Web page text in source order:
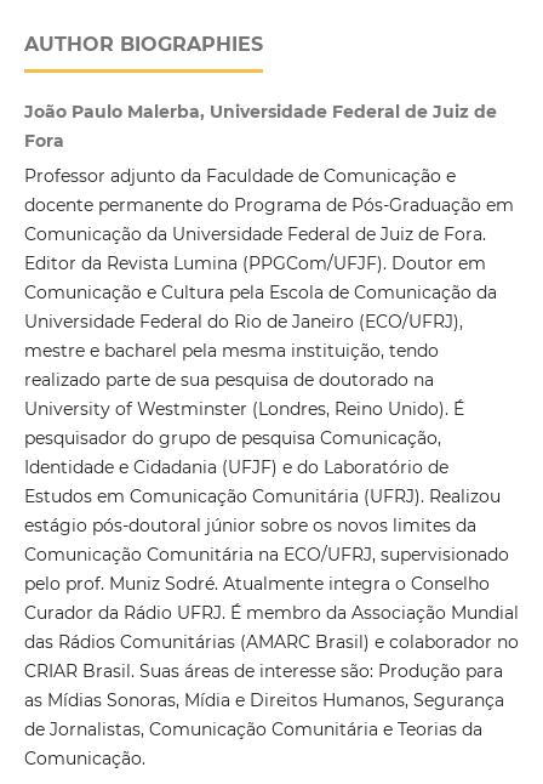
AUTHOR BIOGRAPHIES
João Paulo Malerba, Universidade Federal de Juiz de
Fora
Professor adjunto da Faculdade de Comunicação e
docente permanente do Programa de Pós-Graduação em
Comunicação da Universidade Federal de Juiz de Fora.
Editor da Revista Lumina (PPGCom/UFJF). Doutor em
Comunicação e Cultura pela Escola de Comunicação da
Universidade Federal do Rio de Janeiro (ECO/UFRJ),
mestre e bacharel pela mesma instituição, tendo
realizado parte de sua pesquisa de doutorado na
University of Westminster (Londres, Reino Unido). É
pesquisador do grupo de pesquisa Comunicação,
Identidade e Cidadania (UFJF) e do Laboratório de
Estudos em Comunicação Comunitária (UFRJ). Realizou
estágio pós-doutoral júnior sobre os novos limites da
Comunicação Comunitária na ECO/UFRJ, supervisionado
pelo prof. Muniz Sodré. Atualmente integra o Conselho
Curador da Rádio UFRJ. É membro da Associação Mundial
das Rádios Comunitárias (AMARC Brasil) e colaborador no
CRIAR Brasil. Suas áreas de interesse são: Produção para
as Mídias Sonoras, Mídia e Direitos Humanos, Segurança
de Jornalistas, Comunicação Comunitária e Teorias da
Comunicação.